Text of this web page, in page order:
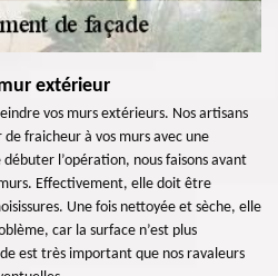
extérieur
vos murs extérieurs. Nos artisans
fraicheur à vos murs avec une
l’opération, nous faisons avant
Effectivement, elle doit être
Une fois nettoyée et sèche, elle
car la surface n’est plus
est très important que nos ravaleurs